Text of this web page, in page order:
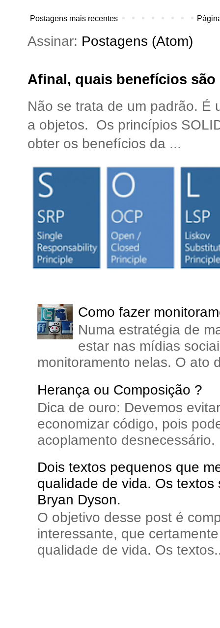
Postagens mais recentes
Assinar: Postagens (Atom)
Afinal, quais benefícios
Não se trata de um padrão. É
a objetos. Os princípios
obter os benefícios da ...
Como fazer
Numa estratégia de
estar nas mídias
monitoramento nelas. O ato
Herança ou Composição ?
Dica de ouro: Devemos
economizar código, pois
acoplamento
Dois textos pequenos que
qualidade de vida. Os
Bryan Dyson.
O objetivo desse post é
interessante, que
qualidade de vida. Os